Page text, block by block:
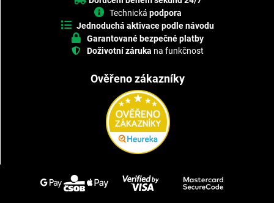
Technická podpora
Jednoduchá aktivace podle návodu
Garantované bezpečné platby
Doživotní záruka na funkčnost
Ověřeno zákazníky